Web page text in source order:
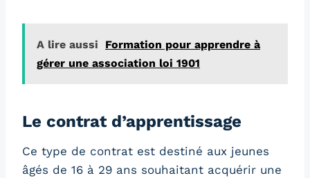
A lire aussi
Formation pour apprendre à
gérer une association loi 1901
Le contrat d’apprentissage
Ce type de contrat est destiné aux jeunes
âgés de 16 à 29 ans souhaitant acquérir une